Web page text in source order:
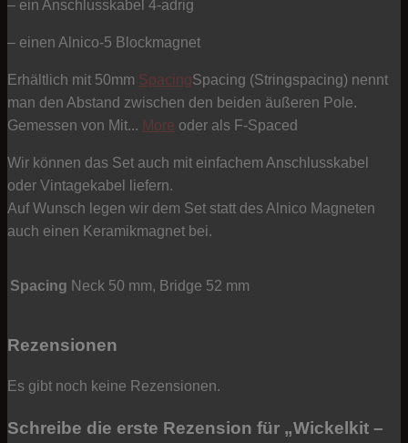
– ein Anschlusskabel 4-adrig
– einen Alnico-5 Blockmagnet
Erhältlich mit 50mm SpacingSpacing (Stringspacing) nennt
man den Abstand zwischen den beiden äußeren Pole.
Gemessen von Mit... More oder als F-Spaced
Wir können das Set auch mit einfachem Anschlusskabel
oder Vintagekabel liefern.
Auf Wunsch legen wir dem Set statt des Alnico Magneten
auch einen Keramikmagnet bei.
Spacing Neck 50 mm, Bridge 52 mm
Rezensionen
Es gibt noch keine Rezensionen.
Schreibe die erste Rezension für „Wickelkit –